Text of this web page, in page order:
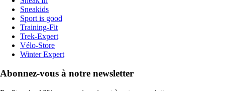
Sneakids
Sport is good
Training-Fit
Trek-Expert
Vélo-Store
Winter Expert
Abonnez-vous à notre newsletter